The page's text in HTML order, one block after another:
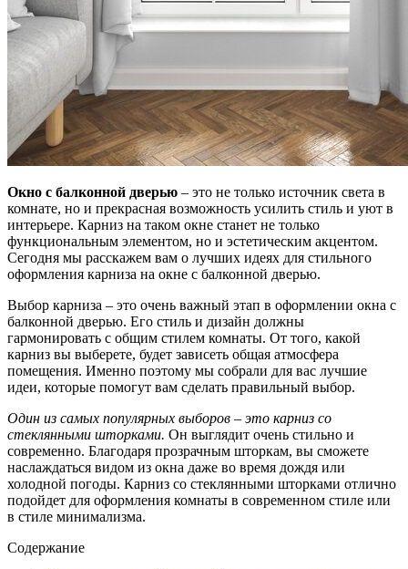
Окно с балконной дверью – это не только источник света в
комнате, но и прекрасная возможность усилить стиль и уют в
интерьере. Карниз на таком окне станет не только
функциональным элементом, но и эстетическим акцентом.
Сегодня мы расскажем вам о лучших идеях для стильного
оформления карниза на окне с балконной дверью.
Выбор карниза – это очень важный этап в оформлении окна с
балконной дверью. Его стиль и дизайн должны
гармонировать с общим стилем комнаты. От того, какой
карниз вы выберете, будет зависеть общая атмосфера
помещения. Именно поэтому мы собрали для вас лучшие
идеи, которые помогут вам сделать правильный выбор.
Один из самых популярных выборов – это карниз со
стеклянными шторками. Он выглядит очень стильно и
современно. Благодаря прозрачным шторкам, вы сможете
наслаждаться видом из окна даже во время дождя или
холодной погоды. Карниз со стеклянными шторками отлично
подойдет для оформления комнаты в современном стиле или
в стиле минимализма.
Содержание